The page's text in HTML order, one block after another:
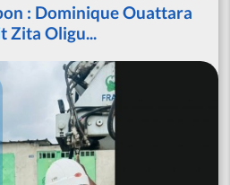
: Dominique Ouattara
Zita Oligu...